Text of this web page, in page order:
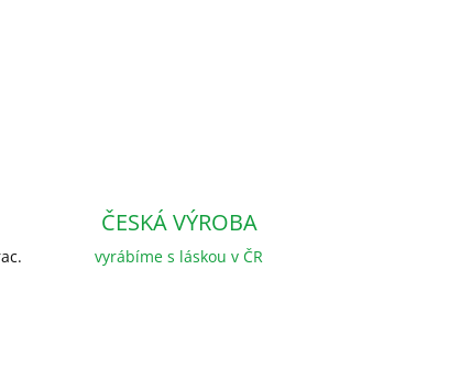
ČESKÁ VÝROBA
vyrábíme s láskou v ČR